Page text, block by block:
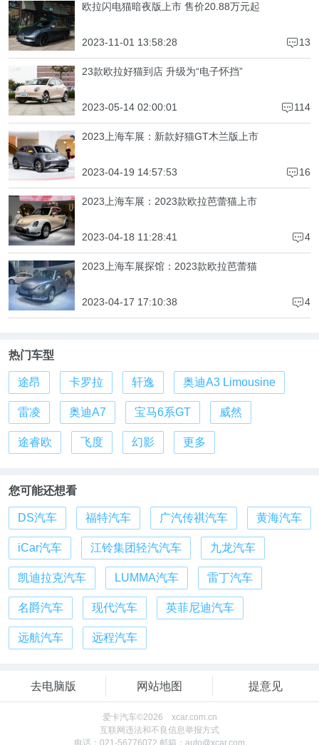
欧拉闪电猫暗夜版上市 售价20.88万元起
2023-11-01 13:58:28 4 13
23款欧拉好猫到店 升级为“电子怀挡”
2023-05-14 02:00:01 4 114
2023上海车展：新款好猫GT木兰版上市
2023-04-19 14:57:53 4 16
2023上海车展：2023款欧拉芭蕾猫上市
2023-04-18 11:28:41 44
2023上海车展探馆：2023款欧拉芭蕾猫
2023-04-17 17:10:38 44
热门车型
途昂 卡罗拉 轩逸 奥迪A3 Limousine
雷凌 奥迪A7 宝马6系GT 威然
途睿欧 飞度 幻影 更多
您可能还想看
DS汽车 福特汽车 广汽传祺汽车 黄海汽车
iCar汽车 江铃集团轻汽汽车 九龙汽车
凯迪拉克汽车 LUMMA汽车 雷丁汽车
名爵汽车 现代汽车 英菲尼迪汽车
远航汽车 远程汽车
去电脑版 网站地图 提意见
爱卡汽车©2026 xcar.com.cn
互联网违法和不良信息举报方式
电话：021-56776072 邮箱：auto@xcar.com